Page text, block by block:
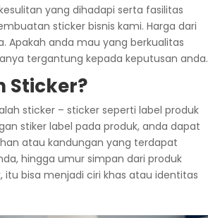
yang dihadapi serta fasilitas
sticker bisnis kami. Harga dari
Apakah anda mau yang berkualitas
tergantung kepada keputusan anda.
Sticker?
sticker – sticker seperti label produk
stiker label pada produk, anda dapat
atau kandungan yang terdapat
hingga umur simpan dari produk
itu bisa menjadi ciri khas atau identitas